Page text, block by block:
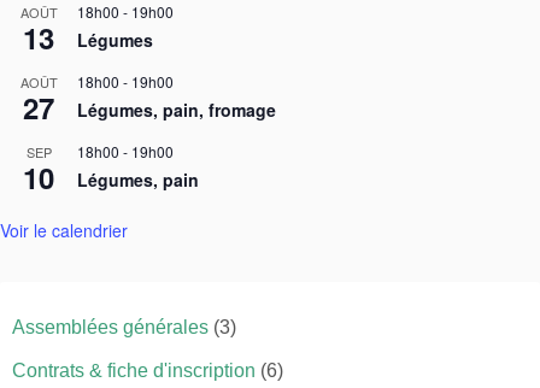
AOÛT
13
18h00 - 19h00
Légumes
AOÛT
27
18h00 - 19h00
Légumes, pain, fromage
SEP
10
18h00 - 19h00
Légumes, pain
Voir le calendrier
Assemblées générales (3)
Contrats & fiche d'inscription (6)